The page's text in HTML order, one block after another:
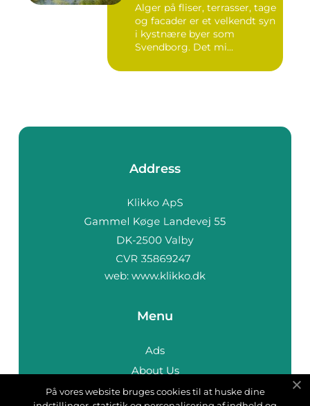
Alger på fliser, terrasser, tage
og facader er et velkendt syn
i kystnære byer som
Svendborg. Det mi...
Address
web: www.klikko.dk
Menu
Ads
About Us
Cookies
På vores website bruges cookies til at huske dine